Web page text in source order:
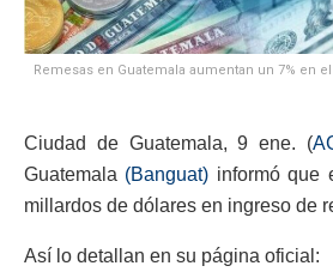
Remesas en Guatemala aumentan un 7% en
Ciudad de Guatemala, 9 ene. (
Guatemala (Banguat) informó que
millardos de dólares en ingreso de
Así lo detallan en su página oficial: